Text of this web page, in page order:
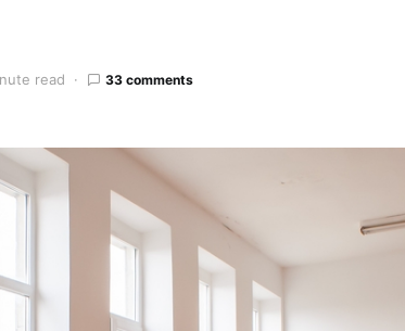
read 33 comments